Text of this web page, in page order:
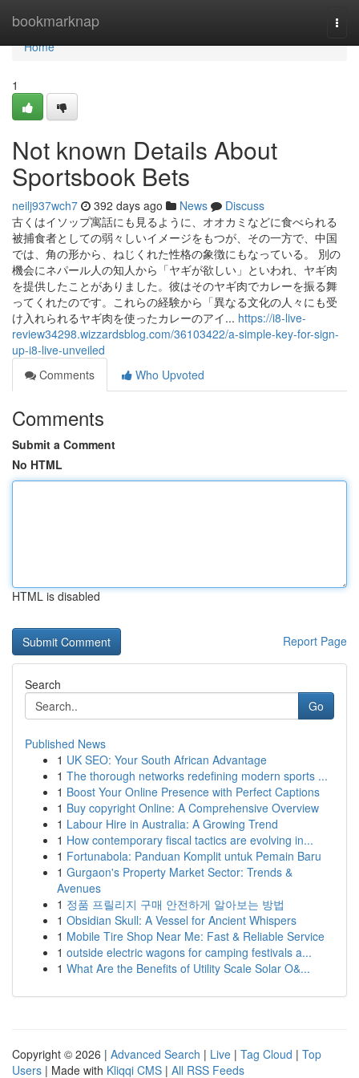
bookmarknap
Home
Home
1
Not known Details About
Sportsbook Bets
neilj937wch7 392 days ago News
Discuss
古くはイソップ寓話にも見るように、オオカミなどに食べられる
被捕食者としての弱々しいイメージをもつが、その一方で、中国
では、角の形から、ねじくれた性格の象徴にもなっている。 別の
機会にネパール人の知人から「ヤギが欲しい」といわれ、ヤギ肉
を提供したことがありました。彼はそのヤギ肉でカレーを振る舞
ってくれたのです。これらの経験から「異なる文化の人々にも受
け入れられるヤギ肉を使ったカレーのアイ... https://i8-live-
review34298.wizzardsblog.com/36103422/a-simple-key-for-sign-
up-i8-live-unveiled
Comments
Who Upvoted
Comments
Submit a Comment
No HTML
HTML is disabled
Report Page
Search
Go
Published News
1 UK SEO: Your South African Advantage
1 The thorough networks redefining modern sports ...
1 Boost Your Online Presence with Perfect Captions
1 Buy copyright Online: A Comprehensive Overview
1 Labour Hire in Australia: A Growing Trend
1 How contemporary fiscal tactics are evolving in...
1 Fortunabola: Panduan Komplit untuk Pemain Baru
1 Gurgaon's Property Market Sector: Trends &
Avenues
1 정품 프릴리지 구매 안전하게 알아보는 방법
1 Obsidian Skull: A Vessel for Ancient Whispers
1 Mobile Tire Shop Near Me: Fast & Reliable Service
1 outside electric wagons for camping festivals a...
1 What Are the Benefits of Utility Scale Solar O&...
Copyright © 2026 | Advanced Search | Live | Tag Cloud | Top
Users | Made with Kliqqi CMS | All RSS Feeds